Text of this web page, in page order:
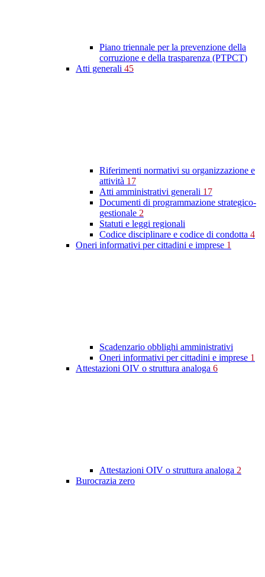
Piano triennale per la prevenzione della
corruzione e della trasparenza (PTPCT)
Atti generali 45
Riferimenti normativi su organizzazione e
attività 17
Atti amministrativi generali 17
Documenti di programmazione strategico-
gestionale 2
Statuti e leggi regionali
Codice disciplinare e codice di condotta 4
Oneri informativi per cittadini e imprese 1
Scadenzario obblighi amministrativi
Oneri informativi per cittadini e imprese 1
Attestazioni OIV o struttura analoga 6
Attestazioni OIV o struttura analoga 2
Burocrazia zero